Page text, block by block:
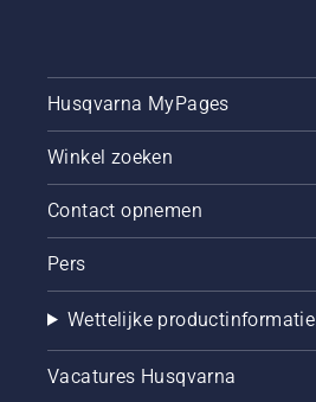
Husqvarna MyPages
Winkel zoeken
Contact opnemen
Pers
Wettelijke productinformatie
Vacatures Husqvarna